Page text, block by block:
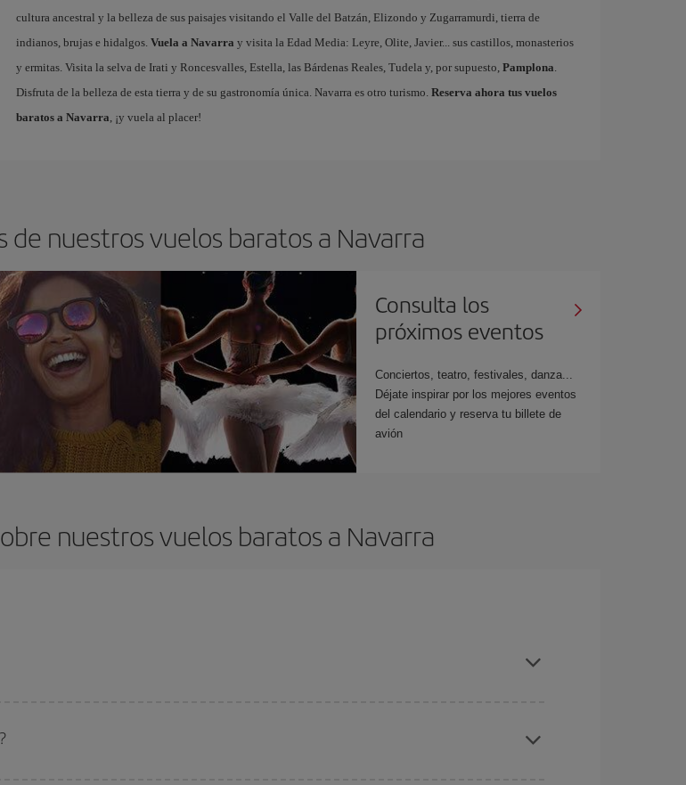
cultura ancestral y la belleza de sus paisajes visitando el Valle del Batzán, Elizondo y Zugarramurdi, tierra de
indianos, brujas e hidalgos. Vuela a Navarra y visita la Edad Media: Leyre, Olite, Javier... sus castillos, monasterios
y ermitas. Visita la selva de Irati y Roncesvalles, Estella, las Bárdenas Reales, Tudela y, por supuesto, Pamplona
Disfruta de la belleza de esta tierra y de su gastronomía única. Navarra es otro turismo. Reserva ahora tus vuelos
baratos a Navarra , ¡y vuela al placer!
de nuestros vuelos baratos a Navarra
Consulta los
próximos eventos
Conciertos, teatro, festivales, danza...
Déjate inspirar por los mejores eventos
del calendario y reserva tu billete de
avión
nuestros vuelos baratos a Navarra
nuestras ofertas y déjate inspirar: seguro que encuentras el vuelo más barato.